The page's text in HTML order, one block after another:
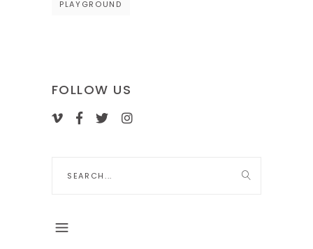
PLAYGROUND
FOLLOW US